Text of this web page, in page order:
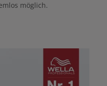
möglich.